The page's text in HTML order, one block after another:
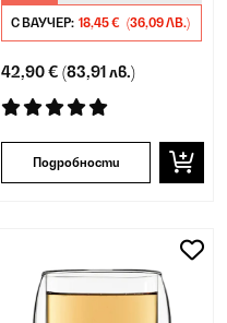
С ВАУЧЕР: 18,45 € (36,09 ЛВ.)
42,90 € (83,91 лв.)
Подробности